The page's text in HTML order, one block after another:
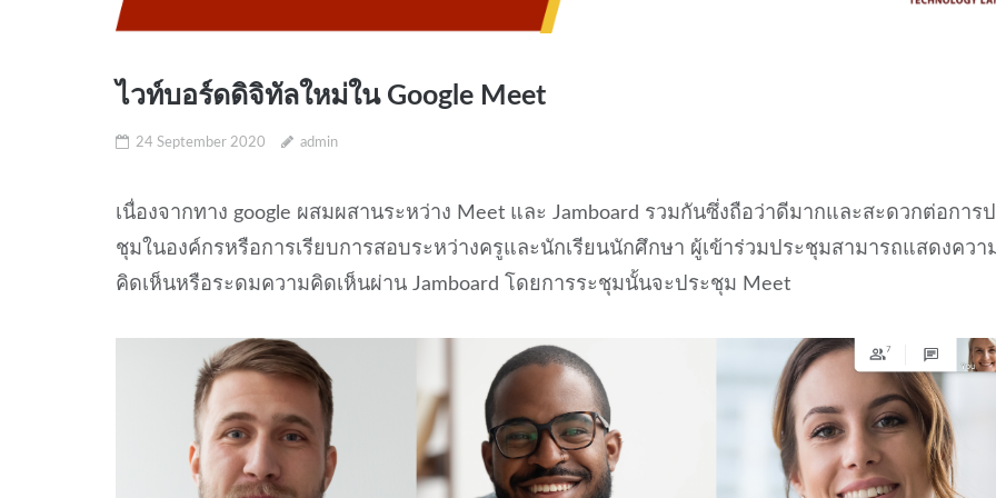
ไวท์บอร์ดดิจิทัลใหม่ใน Google Meet
24 September 2020 admin
เนื่องจากทาง google ผสมผสานระหว่าง Meet และ Jamboard รวมกันซึ่งถือว่าดีมากและสะดวกต่อการ
ชุมในองค์กรหรือการเรียบการสอบระหว่างครูและนักเรียนนักศึกษา ผู้เข้าร่วมประชุมสามารถแสดงควา
คิดเห็นหรือระดมความคิดเห็นผ่าน Jamboard โดยการระชุมนั้นจะประชุม Meet